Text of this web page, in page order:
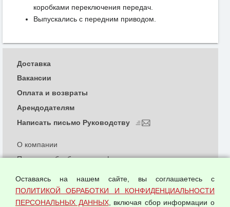
коробками переключения передач.
Выпускались с передним приводом.
О компании
Политика обработки и конфиденциальности
Согласием на обработку персональных данных
Оферта оптовой купли-продажи
Доставка
Вакансии
Оплата и возвраты
Арендодателям
Написать письмо Руководству
Оставаясь на нашем сайте, вы соглашаетесь с
ПОЛИТИКОЙ ОБРАБОТКИ И КОНФИДЕНЦИАЛЬНОСТИ
ПЕРСОНАЛЬНЫХ ДАННЫХ, включая сбор информации о